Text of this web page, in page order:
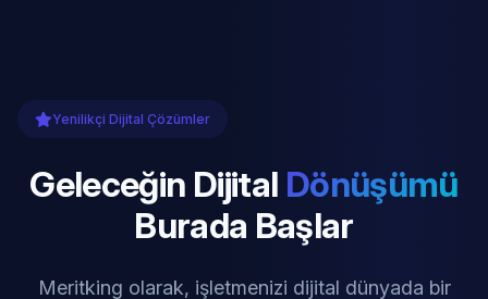
Yenilikçi Dijital Çözümler
Geleceğin Dijital Dönüşümü
Burada Başlar
Meritking olarak, işletmenizi dijital dünyada bir